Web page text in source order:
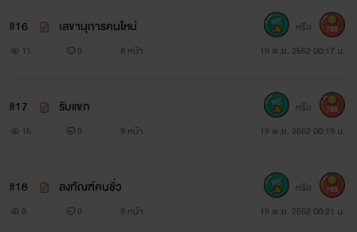
#16 เลขานุการคนใหม่
11 0 8 หน้า 19 พ.ย. 2562 00:17 น.
หรือ 700
#17 รับแขก
15 0 9 หน้า 19 พ.ย. 2562 00:19 น.
หรือ 700
#18 ลงทัณฑ์คนชั่ว
8 0 9 หน้า 19 พ.ย. 2562 00:21 น.
หรือ 700